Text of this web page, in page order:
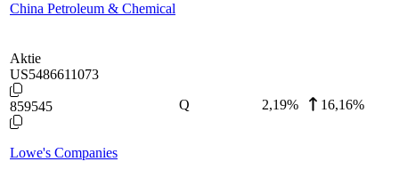
China Petroleum & Chemical
Aktie
US5486611073
859545
Lowe's Companies
Q 2,19% 16,16%